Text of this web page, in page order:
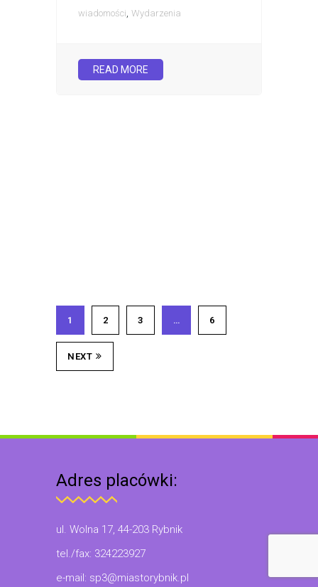
wiadomości, Wydarzenia
READ MORE
1 2 3 … 6
NEXT
Adres placówki:
ul. Wolna 17, 44-203 Rybnik
tel./fax: 324223927
e-mail: sp3@miastorybnik.pl